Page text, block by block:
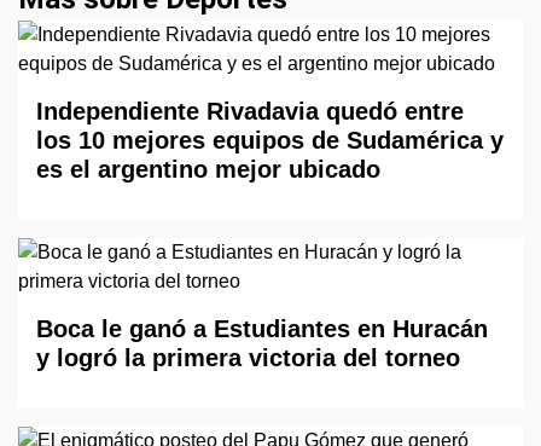
Independiente Rivadavia quedó entre
los 10 mejores equipos de Sudamérica y
es el argentino mejor ubicado
Boca le ganó a Estudiantes en Huracán
y logró la primera victoria del torneo